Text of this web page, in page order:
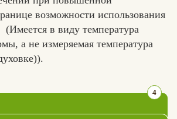
возможности использования
в виду температура
а не измеряемая температура
4